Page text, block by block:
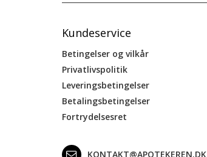
Kundeservice
Betingelser og vilkår
Privatlivspolitik
Leveringsbetingelser
Betalingsbetingelser
Fortrydelsesret
KONTAKT@APOTEKEREN.DK